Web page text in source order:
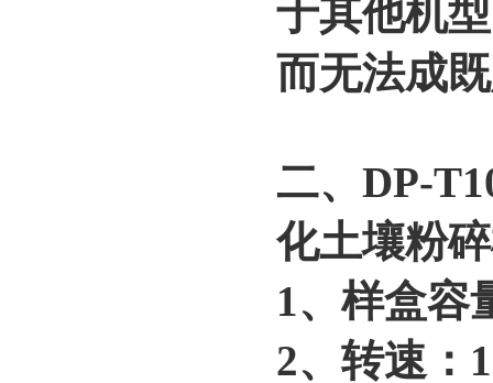
于其他机
而无法成
二、DP-
化土壤粉
1、样盒容
2、转速：